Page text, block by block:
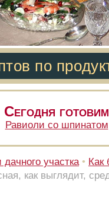
по
Сегодня готовим
Равиоли со шпинатом
участка • Как
как выглядит,